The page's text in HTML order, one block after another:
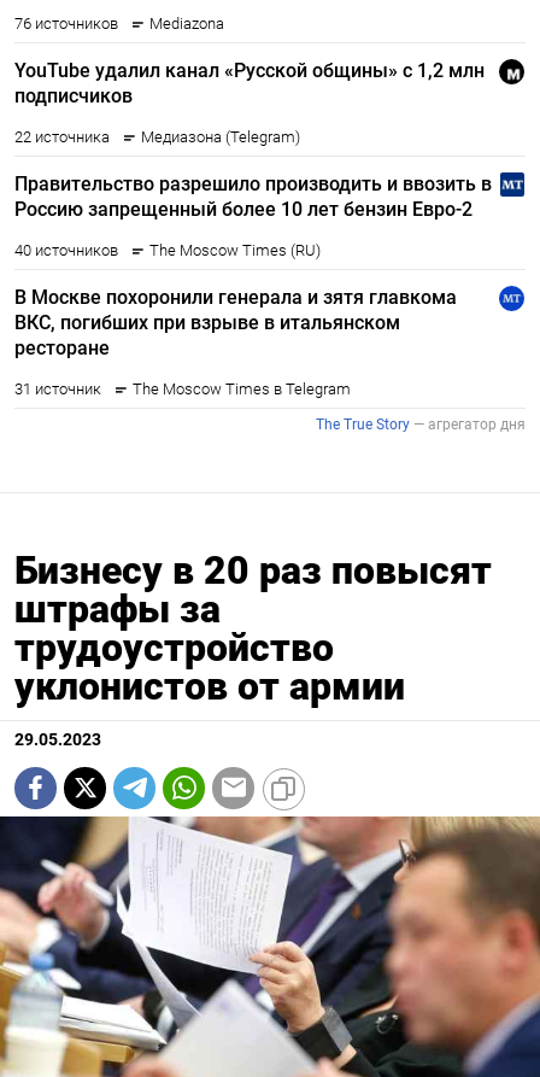
Бизнесу в 20 раз повысят
штрафы за
трудоустройство
уклонистов от армии
29.05.2023